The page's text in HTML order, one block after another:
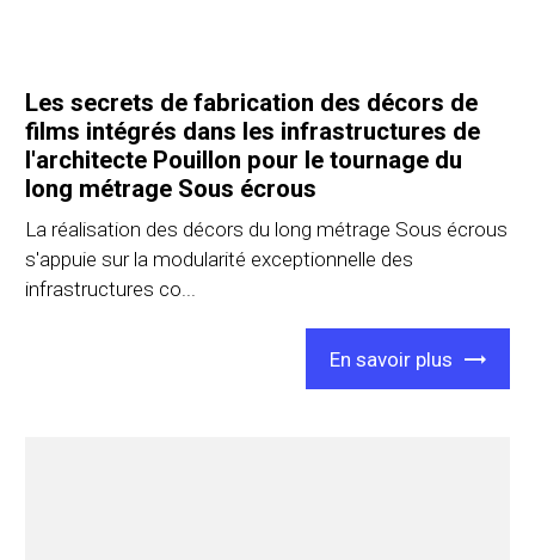
Les secrets de fabrication des décors de
films intégrés dans les infrastructures de
l'architecte Pouillon pour le tournage du
long métrage Sous écrous
La réalisation des décors du long métrage Sous écrous
s'appuie sur la modularité exceptionnelle des
infrastructures co...
En savoir plus